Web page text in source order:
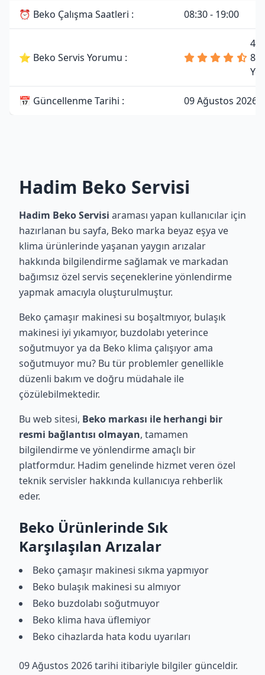
⏰ Beko Çalışma Saatleri : 08:30 - 19:00
⭐ Beko Servis Yorumu :
81
📅 Güncellenme Tarihi : 09 Ağustos 2026
Hadim Beko Servisi
Hadim Beko Servisi araması yapan kullanıcılar için
hazırlanan bu sayfa, Beko marka beyaz eşya ve
klima ürünlerinde yaşanan yaygın arızalar
hakkında bilgilendirme sağlamak ve markadan
bağımsız özel servis seçeneklerine yönlendirme
yapmak amacıyla oluşturulmuştur.
Beko çamaşır makinesi su boşaltmıyor, bulaşık
makinesi iyi yıkamıyor, buzdolabı yeterince
soğutmuyor ya da Beko klima çalışıyor ama
soğutmuyor mu? Bu tür problemler genellikle
düzenli bakım ve doğru müdahale ile
çözülebilmektedir.
Bu web sitesi, Beko markası ile herhangi bir
resmi bağlantısı olmayan, tamamen
bilgilendirme ve yönlendirme amaçlı bir
platformdur. Hadim genelinde hizmet veren özel
teknik servisler hakkında kullanıcıya rehberlik
eder.
Beko Ürünlerinde Sık
Karşılaşılan Arızalar
Beko çamaşır makinesi sıkma yapmıyor
Beko bulaşık makinesi su almıyor
Beko buzdolabı soğutmuyor
Beko klima hava üflemiyor
Beko cihazlarda hata kodu uyarıları
09 Ağustos 2026 tarihi itibariyle bilgiler günceldir.